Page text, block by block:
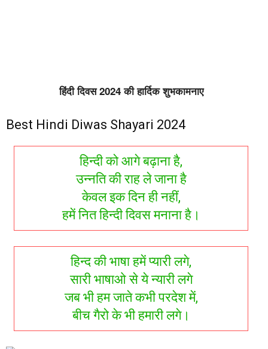
हिंदी दिवस 2024 की हार्दिक शुभकामनाए
Best Hindi Diwas Shayari 2024
हिन्दी को आगे बढ़ाना है,
उन्नति की राह ले जाना है
केवल इक दिन ही नहीं,
हमें नित हिन्दी दिवस मनाना है।
हिन्द की भाषा हमें प्यारी लगे,
सारी भाषाओ से ये न्यारी लगे
जब भी हम जाते कभी परदेश में,
बीच गैरो के भी हमारी लगे।